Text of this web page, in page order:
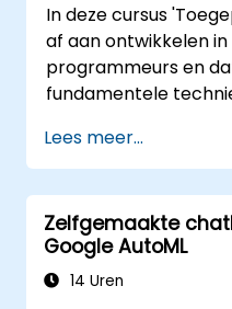
In deze cursus
af aan ontwikkelen
programmeurs en
fundamentele
met behulp van
basisprincipes van
(classificatie en
leer (clustering en
geavanceerde
aan bod. Daarnaast
Lees meer...
Zelfgemaakte
Google AutoML
14 Uren